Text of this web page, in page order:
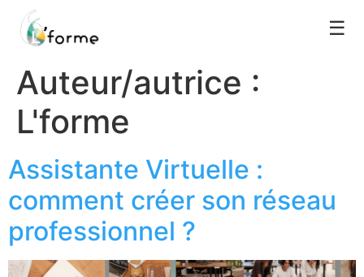
☰
Auteur/autrice :
L'forme
Assistante Virtuelle :
comment créer son réseau
professionnel ?